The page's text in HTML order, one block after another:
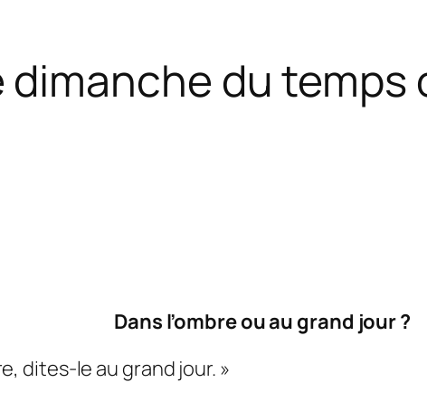
dimanche du temps
Dans l’ombre ou au grand jour ?
dites-le au grand jour. »